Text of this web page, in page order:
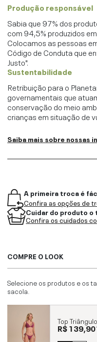
Produção responsável
Sabia que 97% dos
com 94,5% produzidos
Colocamos as pessoas
Código de Conduta que
Justo".
Sustentabilidade
Retribuição para o
governamentais que
conservação do meio
crianças em situação de
Saiba mais sobre nossas
A primeira troca é
Confira as opções de
Cuidar do produto o
Confira os cuidados
COMPRE O LOOK
Selecione os produtos e os
sacola.
Top
R$ 139,90